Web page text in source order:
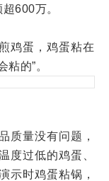
600万。
鸡蛋，鸡蛋粘在
的”。
质量没有问题，
度过低的鸡蛋、
示时鸡蛋粘锅，